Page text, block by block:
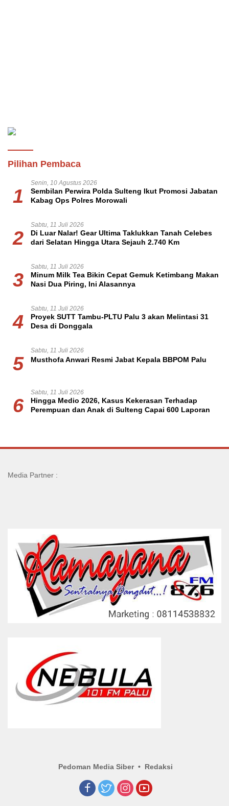
Pilihan Pembaca
1
Senin, 10 Agustus 2026
Sembilan Perwira Polda Sulteng Ikut Promosi Jabatan
Kabag Ops Polres Morowali
2
Sabtu, 11 Juli 2026
Di Luar Nalar! Gear Ultima Taklukkan Tanah Celebes
dari Selatan Hingga Utara Sejauh 2.740 Km
3
Sabtu, 11 Juli 2026
Minum Milk Tea Bikin Cepat Gemuk Ketimbang Makan
Nasi Dua Piring, Ini Alasannya
4
Sabtu, 11 Juli 2026
Proyek SUTT Tambu-PLTU Palu 3 akan Melintasi 31
Desa di Donggala
5
Sabtu, 11 Juli 2026
Musthofa Anwari Resmi Jabat Kepala BBPOM Palu
6
Sabtu, 11 Juli 2026
Hingga Medio 2026, Kasus Kekerasan Terhadap
Perempuan dan Anak di Sulteng Capai 600 Laporan
Media Partner :
Pedoman Media Siber Redaksi